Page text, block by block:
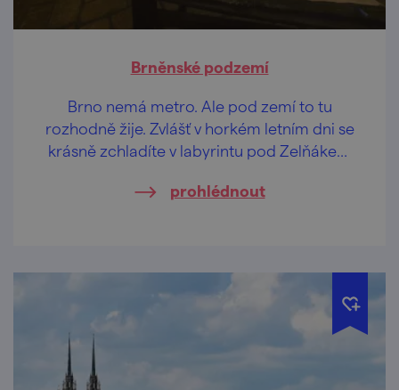
Brněnské podzemí
Brno nemá metro. Ale pod zemí to tu
rozhodně žije. Zvlášť v horkém letním dni se
krásně zchladíte v labyrintu pod Zelňákem
prohlédnout